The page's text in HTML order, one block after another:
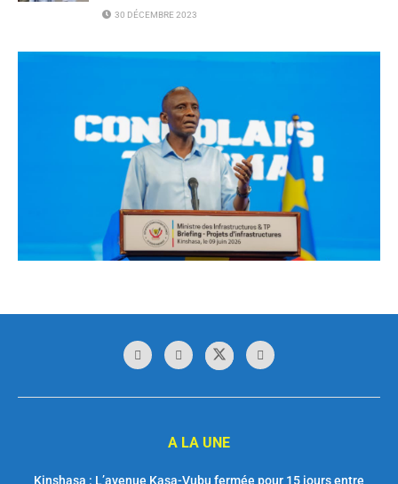
30 DÉCEMBRE 2023
A LA UNE
Kinshasa : L’avenue Kasa-Vubu fermée pour 15 jours entre